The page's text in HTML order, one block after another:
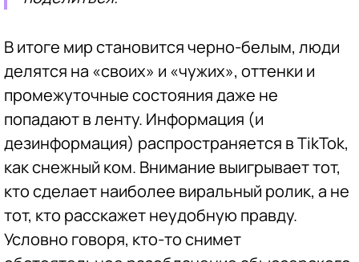
В итоге мир становится черно-белым, люди
делятся на «своих» и «чужих», оттенки и
промежуточные состояния даже не
попадают в ленту. Информация (и
дезинформация) распространяется в TikTok,
как снежный ком. Внимание выигрывает тот,
кто сделает наиболее виральный ролик, а не
тот, кто расскажет неудобную правду.
Условно говоря, кто-то снимет